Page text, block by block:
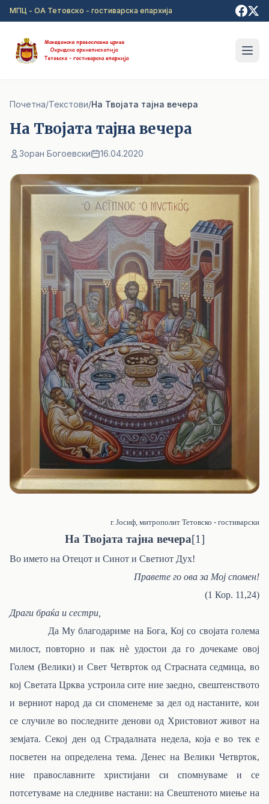
Прејди на главна содржина
МПЦ - ОА Тетовско - гостиварска епархија
Почетна/Текстови/На Твојата тајна вечера
На Твојата тајна вечера
Зоран Богоевски 16.04.2020
г. Јосиф, митрополит Тетовско - гостиварски
На Твојата тајна вечера[1]
Во името на Отецот и Синот и Светиот Дух!
Правете го ова за Мој спомен!
(1 Кор. 11,24)
Драги браќа и сестри,
Да Му благодариме на Бога, Кој со својата голема
милост, повторно и пак нѐ удостои да го дочекаме овој
Голем (Велики) и Свет Четврток од Страсната седмица, во
кој Светата Црква устроила сите ние заедно, свештенството
и верниот народ да си споменеме за дел од настаните, кои
се случиле во последните денови од Христовиот живот на
земјата. Секој ден од Страдалната недела, која е во тек е
посветен на определена тема. Денес на Велики Четврток,
ние православните христијани си спомнуваме и се
потсетуваме на следниве настани: на Свештеното миење на